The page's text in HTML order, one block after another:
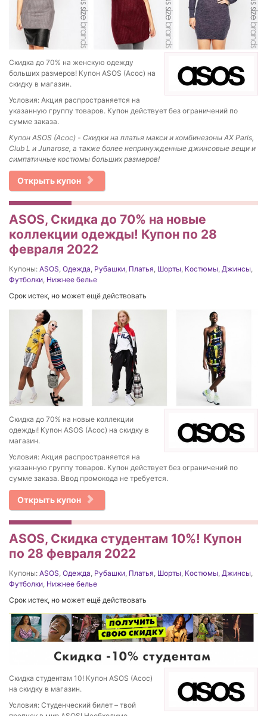
Скидка до 70% на женскую одежду
больших размеров! Купон ASOS (Асос) на
скидку в магазин.
Условия: Акция распространяется на
указанную группу товаров. Купон действует без ограничений по
сумме заказа.
Купон ASOS (Асос) - Скидки на платья макси и комбинезоны AX Paris,
Club L и Junarose, а также более непринужденные джинсовые вещи и
симпатичные костюмы больших размеров!
Открыть купон
ASOS, Скидка до 70% на новые
коллекции одежды! Купон по 28
февраля 2022
Купоны: ASOS, Одежда, Рубашки, Платья, Шорты, Костюмы, Джинсы,
Футболки, Нижнее белье
Срок истек, но может ещё действовать
Скидка до 70% на новые коллекции
одежды! Купон ASOS (Асос) на скидку в
магазин.
Условия: Акция распространяется на
указанную группу товаров. Купон действует без ограничений по
сумме заказа. Ввод промокода не требуется.
Открыть купон
ASOS, Скидка студентам 10%! Купон
по 28 февраля 2022
Купоны: ASOS Одежда Рубашки Платья Шорты Костюмы Джинсы
Футболки Нижнее белье
Срок истек, но может ещё действовать
Скидка студентам 10! Купон ASOS (Асос)
на скидку в магазин.
Условия: Студенческий билет – твой